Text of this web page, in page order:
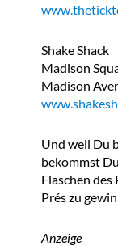
Shake Shack
Madison
Madison
Und weil Du
bekommst
Flaschen
Prés zu
Anzeige